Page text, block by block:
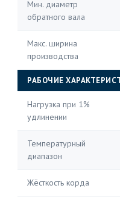
Мин. диаметр
обратного вала
Макс. ширина
производства
РАБОЧИЕ
Нагрузка при 1%
удлинении
Температурный
диапазон
Жёсткость корда